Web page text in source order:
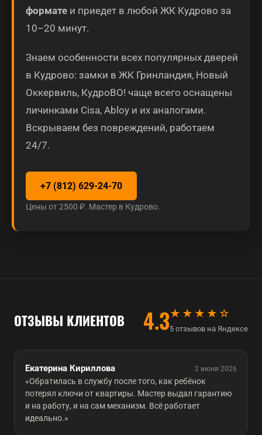
формате и приедет в любой ЖК Кудрово за
10–20 минут.
Знаем особенности всех популярных дверей
в Кудрово: замки в ЖК Гринландия, Новый
Оккервиль, КудроВО! чаще всего оснащены
личинками Cisa, Abloy и их аналогами.
Вскрываем без повреждений, работаем
24/7.
+7 (812) 629-24-70
Цены от 2500 ₽. Мастер в Кудрово.
ОТЗЫВЫ КЛИЕНТОВ 4.3★★★★☆
5 отзывов на Яндексе
Екатерина Кириллова 2 июня 2026
«Обратилась в службу после того, как ребёнок
потерял ключи от квартиры. Мастер выдал гарантию
и на работу, и на сам механизм. Всё работает
идеально.»